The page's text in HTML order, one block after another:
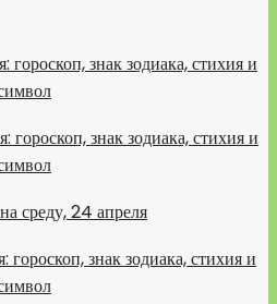
знак зодиака, стихия и
знак зодиака, стихия и
среду, 24 апреля
знак зодиака, стихия и